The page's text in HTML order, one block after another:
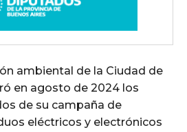
ambiental de la Ciudad de
en agosto de 2024 los
de su campaña de
eléctricos y electrónicos